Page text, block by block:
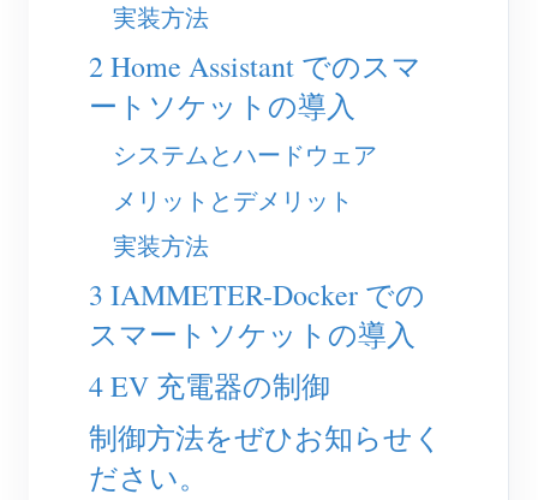
IAMMETER シミュレーター
アプリケーション
電力使用量モニター
PVヒーター制御システム
工場エネルギー監視
ストア
リソース
製品クイックスタート
ドキュメント
チュートリアル動画
コミュニティ
コントリビュータープログラム
コントリビューターセンター
ソリューション
お問い合わせ
実装方法
2 Home Assistant でのスマ
ートソケットの導入
システムとハードウェア
メリットとデメリット
実装方法
3 IAMMETER-Docker での
スマートソケットの導入
4 EV 充電器の制御
制御方法をぜひお知らせく
ださい。